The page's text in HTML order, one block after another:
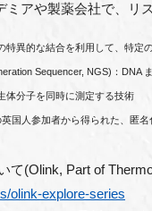
アや製薬会社で、リ
特異的な結合を利⽤して、特定
Sequencer, NGS)：DNA
体分⼦を同時に測定する技術
国⼈参加者から得られた、匿
て(Olink, Part of
olink-explore-series